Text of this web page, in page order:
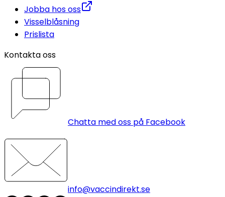
Jobba hos oss
Visselblåsning
Prislista
Kontakta oss
Chatta med oss på Facebook
info@vaccindirekt.se